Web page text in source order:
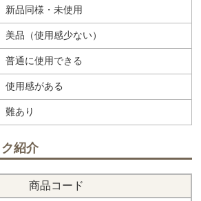
新品同様・未使用
美品（使用感少ない）
普通に使用できる
使用感がある
難あり
紹介
商品コード